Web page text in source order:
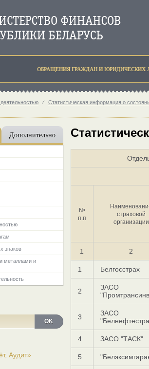
ОБРАЩЕНИЯ ГРАЖДАН И ЮРИДИЧЕСКИХ
⁄ Статистическая информация о
Дополнительно
знаков
металлами и
OK
Аудит»
№
п.п
страховой
организации
1 2
1 Белгосстрах
2
ЗАСО
3
ЗАСО
4 ЗАСО "ТАСК"
5